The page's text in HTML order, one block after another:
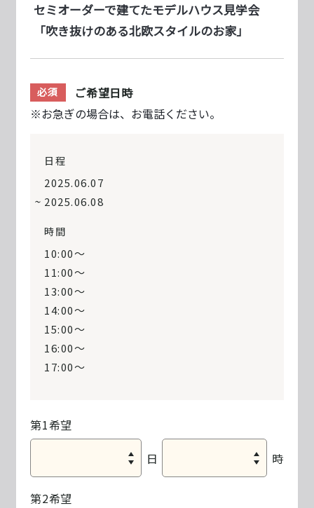
セミオーダーで建てたモデルハウス見学会
「吹き抜けのある北欧スタイルのお家」
必須
ご希望日時
※お急ぎの場合は、お電話ください。
日程
2025.06.07
2025.06.08
時間
10:00〜
11:00〜
13:00〜
14:00〜
15:00〜
16:00〜
17:00〜
第1希望
日
時
第2希望